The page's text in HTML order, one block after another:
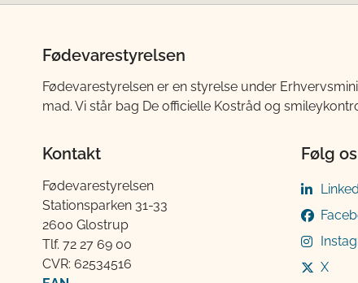
Fødevarestyrelsen
Fødevarestyrelsen er en styrelse under
mad. Vi står bag De officielle Kostråd og
Kontakt
Fødevarestyrelsen
Stationsparken 31-33
2600 Glostrup
Tlf. 72 2​​​7 69 00
CVR: 62534516
Følg os
X